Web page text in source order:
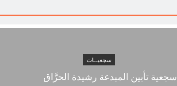
سجعيــات
سجعية تأبين المبدعة رشيدة الحرَّاق